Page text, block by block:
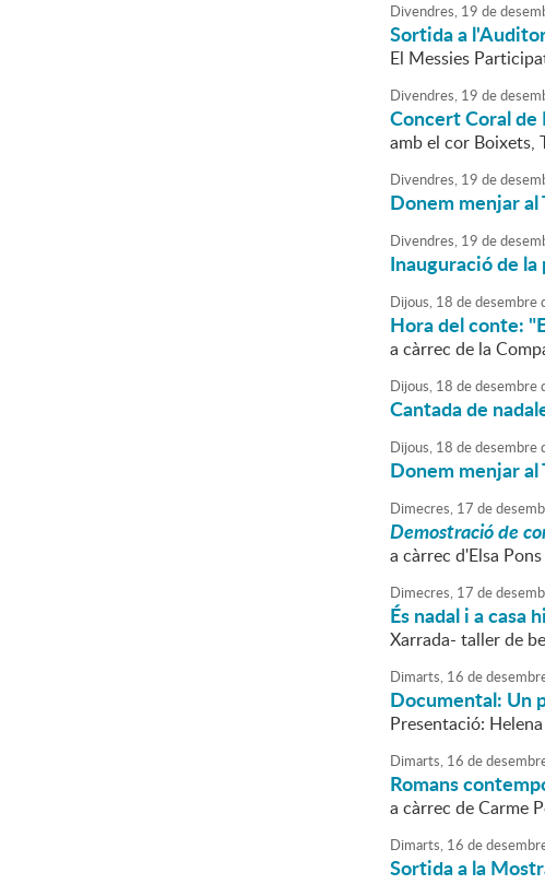
Divendres, 19 de
Sortida a
El Messies
Divendres, 19 de
Concert Coral de
amb el cor Boixets,
Divendres, 19 de
Donem menjar al
Divendres, 19 de
Inauguració de
Dijous, 18 dedesembre
Hora del conte:
a càrrec de la
Dijous, 18 dedesembre
Cantada de
Dijous, 18 dedesembre
Donem menjar al
Dimecres, 17 de
Demostració de
a càrrec d'Elsa Pons
Dimecres, 17 de
És nadal i a casa
Xarrada- taller de
Dimarts, 16 de
Documental: Un
Presentació:
Dimarts, 16 de
Romans
a càrrec de Carme
Dimarts, 16 de
Sortida a la